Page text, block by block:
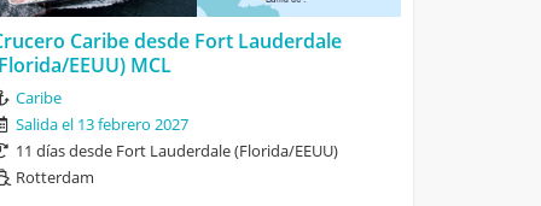
Caribe desde Fort Lauderdale
EEUU) MCL
Caribe
Salida el 13 febrero 2027
11 días desde Fort Lauderdale (Florida/EEUU)
Rotterdam